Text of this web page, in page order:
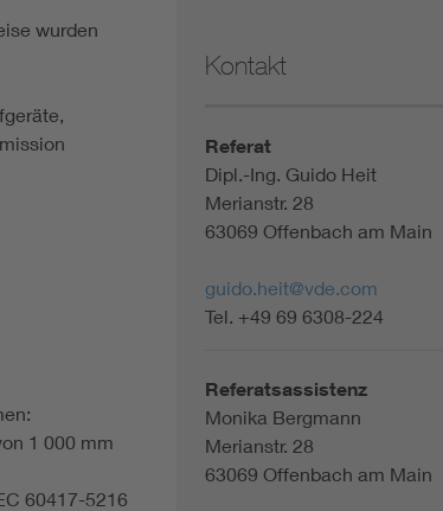
wurden
1 000 mm
60417-5216
Kontakt
Referat
Dipl.-Ing. Guido Heit
Merianstr. 28
63069 Offenbach am Main
guido.heit@vde.com
Tel. +49 69 6308-224
Referatsassistenz
Monika Bergmann
Merianstr. 28
63069 Offenbach am Main